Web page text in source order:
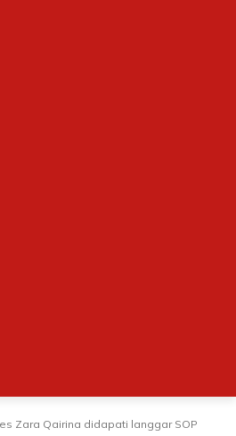
Zara Qairina didapati langgar SOP